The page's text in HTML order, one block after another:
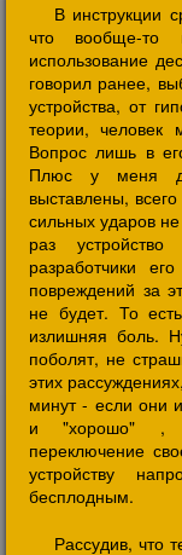
В инструкции
что вообще-
использование
говорил ранее,
устройства, от
теории, человек
Вопрос лишь в
Плюс у меня
выставлены,
сильных ударов
раз
разработчики
повреждений за
не будет. То
излишняя боль.
поболят, не
этих
минут - если они
и "хорошо" ,
переключение
устройству
бесплодным.
Рассудив, что